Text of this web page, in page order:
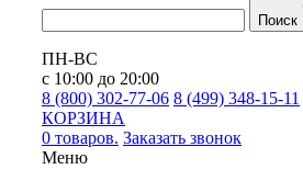
Поиск
ПН-ВС
с 10:00 до 20:00
8 (800) 302-77-06 8 (499) 348-15-11
КОРЗИНА
0 товаров. Заказать звонок
Меню